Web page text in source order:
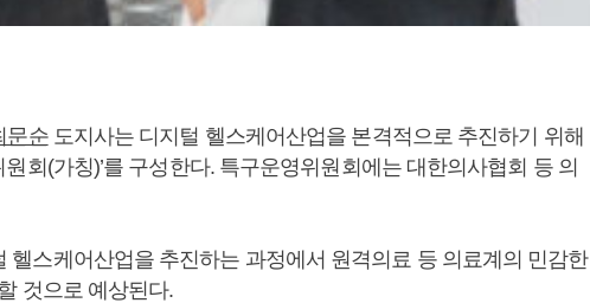
문순도지사는 디지털 헬스케어산업을 본격적으로 추진하기 위해
회(가칭)’를 구성한다. 특구운영위원회에는 대한의사협회 등 의
헬스케어산업을 추진하는 과정에서 원격의료 등 의료계의 민감한
것으로 예상된다.